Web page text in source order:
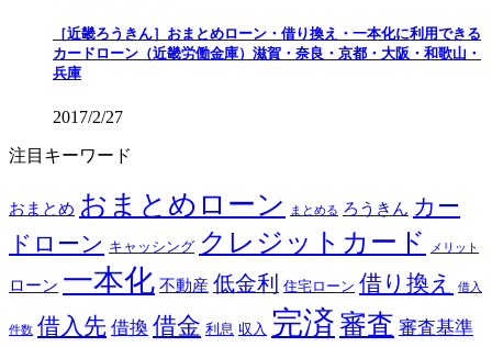
［近畿ろうきん］おまとめローン・借り換え・一本化に利用できる
カードローン（近畿労働金庫）滋賀・奈良・京都・大阪・和歌山・
兵庫
2017/2/27
注目キーワード
おまとめ おまとめローン まとめる ろうきん カー
ドローン キャッシング クレジットカード メリット
ローン 一本化 不動産 低金利 住宅ローン 借り換え 借入
件数 借入先 借換 借金 利息 収入 完済 審査 審査基準